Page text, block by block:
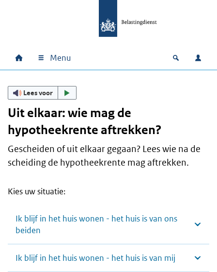
Hoofdnavigatie
Home Menu Open
Lees voor
Uit elkaar: wie mag de
hypotheekrente aftrekken?
Gescheiden of uit elkaar gegaan? Lees wie na de
scheiding de hypotheekrente mag aftrekken.
Kies uw situatie:
Ik blijf in het huis wonen - het huis is van ons
beiden
Ik blijf in het huis wonen - het huis is van mij